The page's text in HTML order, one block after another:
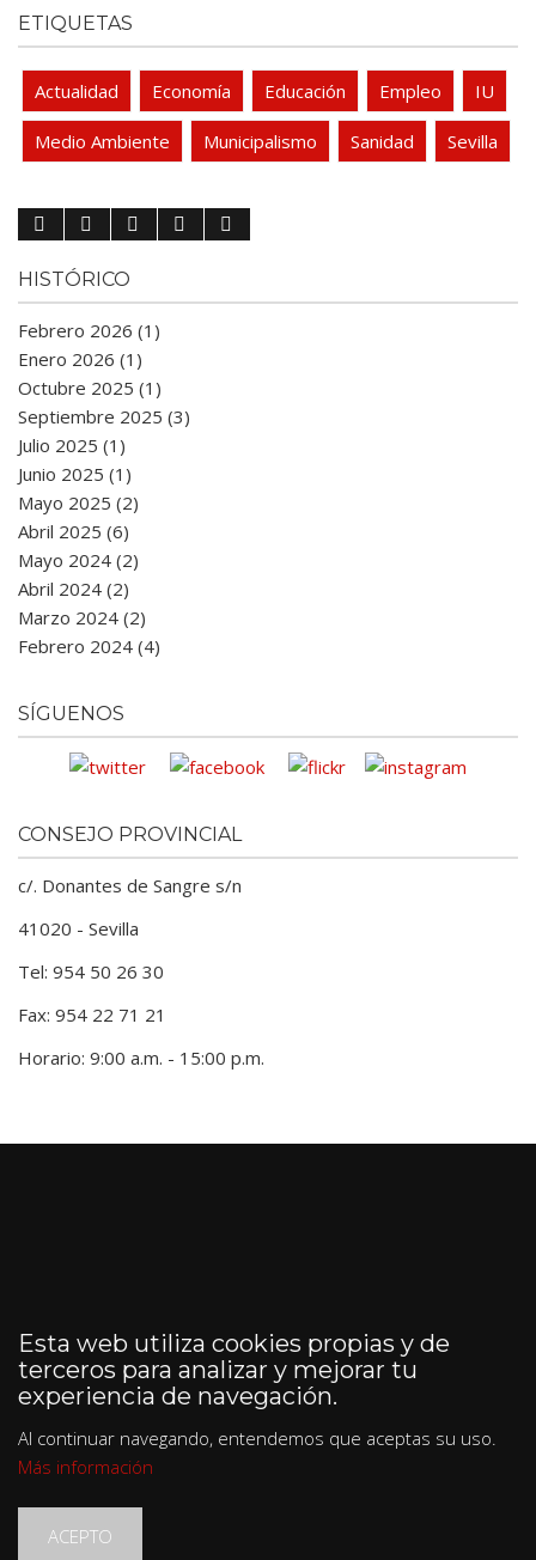
ETIQUETAS
Actualidad Economía Educación Empleo IU
Medio Ambiente Municipalismo Sanidad Sevilla
HISTÓRICO
Febrero 2026 (1)
Enero 2026 (1)
Octubre 2025 (1)
Septiembre 2025 (3)
Julio 2025 (1)
Junio 2025 (1)
Mayo 2025 (2)
Abril 2025 (6)
Mayo 2024 (2)
Abril 2024 (2)
Marzo 2024 (2)
Febrero 2024 (4)
SÍGUENOS
CONSEJO PROVINCIAL
c/. Donantes de Sangre s/n
41020 - Sevilla
Tel: 954 50 26 30
Fax: 954 22 71 21
Horario: 9:00 a.m. - 15:00 p.m.
Esta web utiliza cookies propias y de
terceros para analizar y mejorar tu
experiencia de navegación.
Al continuar navegando, entendemos que aceptas su uso.
Más información
ACEPTO